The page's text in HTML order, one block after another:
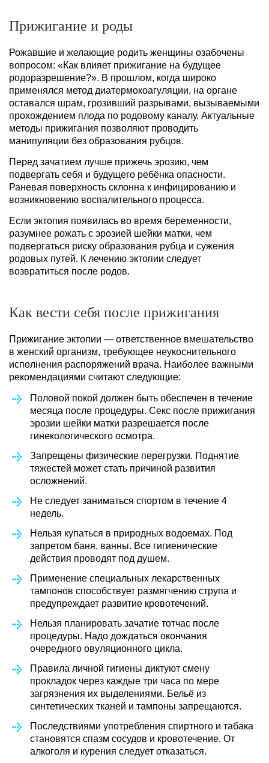
Прижигание и роды
Рожавшие и желающие родить женщины озабочены
вопросом: «Как влияет прижигание на будущее
родоразрешение?». В прошлом, когда широко
применялся метод диатермокоагуляции, на органе
оставался шрам, грозивший разрывами, вызываемыми
прохождением плода по родовому каналу. Актуальные
методы прижигания позволяют проводить
манипуляции без образования рубцов.
Перед зачатием лучше прижечь эрозию, чем
подвергать себя и будущего ребёнка опасности.
Раневая поверхность склонна к инфицированию и
возникновению воспалительного процесса.
Если эктопия появилась во время беременности,
разумнее рожать с эрозией шейки матки, чем
подвергаться риску образования рубца и сужения
родовых путей. К лечению эктопии следует
возвратиться после родов.
Как вести себя после прижигания
Прижигание эктопии — ответственное вмешательство
в женский организм, требующее неукоснительного
исполнения распоряжений врача. Наиболее важными
рекомендациями считают следующие:
Половой покой должен быть обеспечен в течение
месяца после процедуры. Секс после прижигания
эрозии шейки матки разрешается после
гинекологического осмотра.
Запрещены физические перегрузки. Поднятие
тяжестей может стать причиной развития
осложнений.
Не следует заниматься спортом в течение 4
недель.
Нельзя купаться в природных водоемах. Под
запретом баня, ванны. Все гигиенические
действия проводят под душем.
Применение специальных лекарственных
тампонов способствует размягчению струпа и
предупреждает развитие кровотечений.
Нельзя планировать зачатие тотчас после
процедуры. Надо дождаться окончания
очередного овуляционного цикла.
Правила личной гигиены диктуют смену
прокладок через каждые три часа по мере
загрязнения их выделениями. Бельё из
синтетических тканей и тампоны запрещаются.
Последствиями употребления спиртного и табака
становятся спазм сосудов и кровотечение. От
алкоголя и курения следует отказаться.